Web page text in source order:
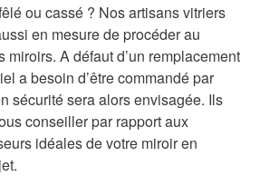
ou cassé ? Nos artisans vitriers
en mesure de procéder au
miroirs. A défaut d’un remplacement
a besoin d’être commandé par
sécurité sera alors envisagée. Ils
conseiller par rapport aux
idéales de votre miroir en